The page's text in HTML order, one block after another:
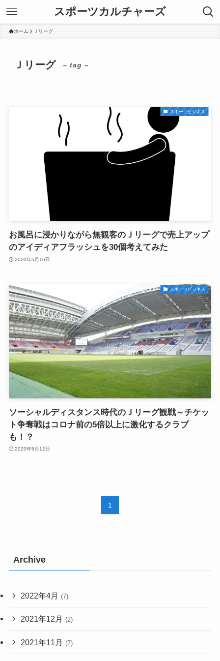
スポーツカルチャーズ
ホーム Ｊリーグ
Ｊリーグ – tag –
スポーツビジネス
お風呂に浸かりながら無観客のＪリーグで売上アップ
のアイディアフラッシュを30個考えてみた
2020年5月16日
スポーツビジネス
ソーシャルディスタンス時代のＪリーグ観戦～チケッ
ト争奪戦はコロナ前の5倍以上に激化するクラブ
も！？
2020年5月12日
1
Archive
2022年4月 (7)
2021年12月 (2)
2021年11月 (7)